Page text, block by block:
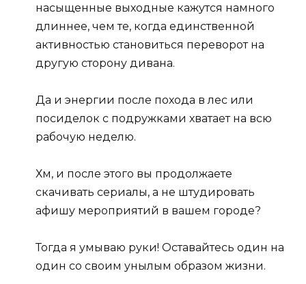
насыщенные выходные кажутся намного
длиннее, чем те, когда единственной
активностью становиться переворот на
другую сторону дивана.
Да и энергии после похода в лес или
посиделок с подружками хватает на всю
рабочую неделю.
Хм, и после этого вы продолжаете
скачивать сериалы, а не штудировать
афишу мероприятий в вашем городе?
Тогда я умываю руки! Оставайтесь один на
один со своим унылым образом жизни.